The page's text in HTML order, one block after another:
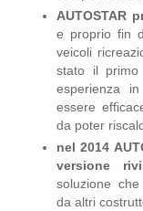
AUTOSTAR
e proprio fin
veicoli
stato il primo
esperienza
essere
da poter
nel 2014
versione
soluzione
da altri